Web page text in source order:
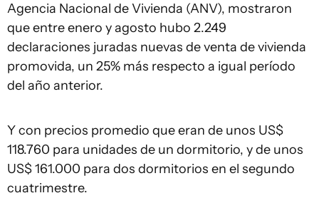
Agencia Nacional de Vivienda (ANV), mostraron
que entre enero y agosto hubo 2.249
declaraciones juradas nuevas de venta de vivienda
promovida, un 25% más respecto a igual período
del año anterior.
Y con precios promedio que eran de unos US$
118.760 para unidades de un dormitorio, y de unos
US$ 161.000 para dos dormitorios en el segundo
cuatrimestre.